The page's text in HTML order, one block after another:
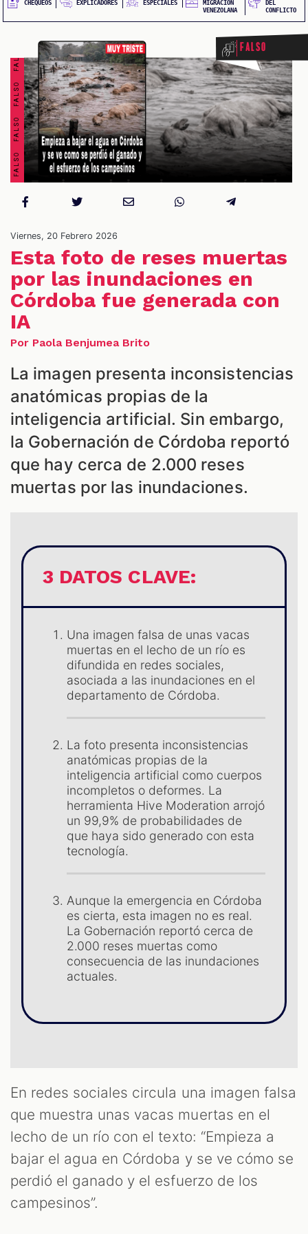
CHEQUEOS EXPLICADORES ESPECIALES
MIGRACIÓN
VENEZOLANA
DEL
CONFLICTO
Falso
Viernes, 20 Febrero 2026
Esta foto de reses muertas
por las inundaciones en
Córdoba fue generada con
IA
Por Paola Benjumea Brito
La imagen presenta inconsistencias
anatómicas propias de la
inteligencia artificial. Sin embargo,
la Gobernación de Córdoba reportó
que hay cerca de 2.000 reses
muertas por las inundaciones.
3 DATOS CLAVE:
Una imagen falsa de unas vacas
muertas en el lecho de un río es
difundida en redes sociales,
asociada a las inundaciones en el
departamento de Córdoba.
La foto presenta inconsistencias
anatómicas propias de la
inteligencia artificial como cuerpos
incompletos o deformes. La
herramienta Hive Moderation arrojó
un 99,9% de probabilidades de
que haya sido generado con esta
tecnología.
Aunque la emergencia en Córdoba
es cierta, esta imagen no es real.
La Gobernación reportó cerca de
2.000 reses muertas como
consecuencia de las inundaciones
actuales.
En redes sociales circula una imagen falsa
que muestra unas vacas muertas en el
lecho de un río con el texto: “Empieza a
bajar el agua en Córdoba y se ve cómo se
perdió el ganado y el esfuerzo de los
campesinos”.